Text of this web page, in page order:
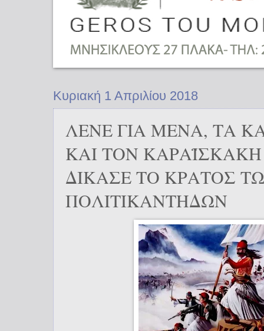
Κυριακή 1 Απριλίου 2018
ΛΕΝΕ ΓΙΑ ΜΕΝΑ, ΤΑ
ΚΑΙ ΤΟΝ
ΔΙΚΑΣΕ ΤΟ ΚΡΑΤΟΣ
ΠΟΛΙΤΙΚΑΝΤΗΔΩΝ